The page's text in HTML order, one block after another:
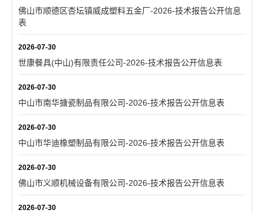
佛山市顺德区杏坛镇威成塑料五金厂-2026-技术报告公开信息
表
2026-07-30
世康餐具(中山)有限责任公司-2026-技术报告公开信息表
2026-07-30
中山市南华搪瓷制品有限公司-2026-技术报告公开信息表
2026-07-30
中山市华迪橡塑制品有限公司-2026-技术报告公开信息表
2026-07-30
佛山市义顺机械设备有限公司-2026-技术报告公开信息表
2026-07-30